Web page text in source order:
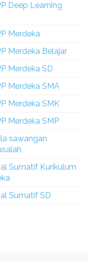
Deep Learning
Merdeka
Merdeka Belajar
Merdeka SD
Merdeka SMA
Merdeka SMK
Merdeka SMP
sawangan
Sumatif Kurikulum
Sumatif SD